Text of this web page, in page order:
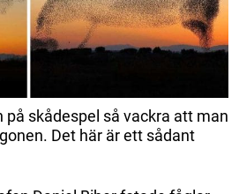
på skådespel så vackra att man
Det här är ett sådant